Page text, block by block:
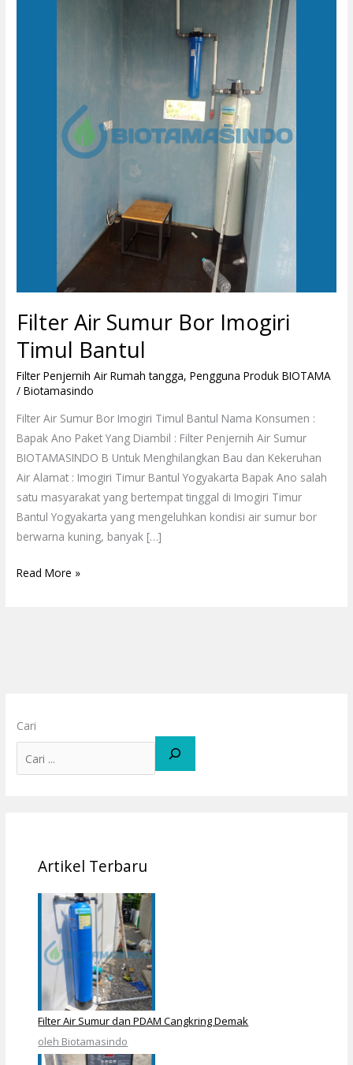
Filter Air Sumur Bor Imogiri
Timul Bantul
Filter Penjernih Air Rumah tangga,Pengguna Produk BIOTAMA
/Biotamasindo
Filter Air Sumur Bor Imogiri Timul Bantul Nama Konsumen :
Bapak Ano Paket Yang Diambil : Filter Penjernih Air Sumur
BIOTAMASINDO B Untuk Menghilangkan Bau dan Kekeruhan
Air Alamat : Imogiri Timur Bantul Yogyakarta Bapak Ano salah
satu masyarakat yang bertempat tinggal di Imogiri Timur
Bantul Yogyakarta yang mengeluhkan kondisi air sumur bor
berwarna kuning, banyak […]
Read More »
Cari
Artikel Terbaru
Filter Air Sumur dan PDAM Cangkring Demak
oleh Biotamasindo